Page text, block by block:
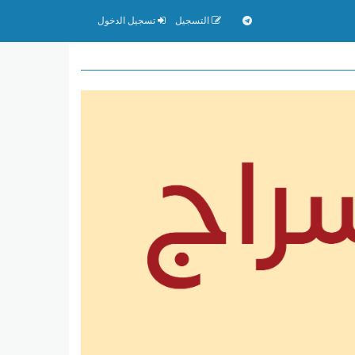
التسجيل تسجيل الدخول